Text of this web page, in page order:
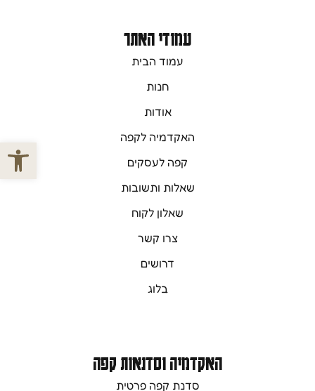
עמודי האתר
עמוד הבית
חנות
אודות
האקדמיה לקפה
קפה לעסקים
שאלות ותשובות
שאלון לקוח
צרו קשר
דרושים
בלוג
האקדמיה וסדנאות קפה
סדנת קפה פרטית
פתח